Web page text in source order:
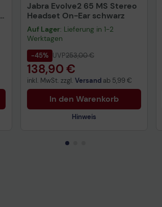
Jabra Evolve2 65 MS Stereo
Headset On-Ear schwarz
Auf Lager: Lieferung in 1-2
Werktagen
-45% UVP253,00 €
138,90 €
inkl. MwSt. zzgl. Versand ab 5,99 €
In den Warenkorb
Hinweis